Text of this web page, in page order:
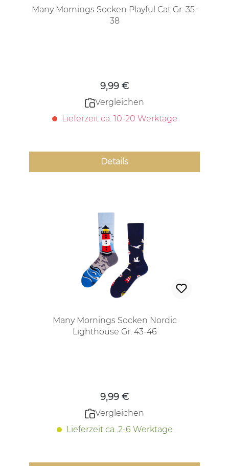
Many Mornings Socken Playful Cat Gr. 35-
38
9,99 €
Vergleichen
Lieferzeit ca. 10-20 Werktage
Details
Many Mornings Socken Nordic
Lighthouse Gr. 43-46
9,99 €
Vergleichen
Lieferzeit ca. 2-6 Werktage